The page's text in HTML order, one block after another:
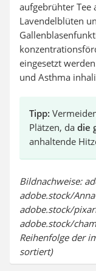
aufgebrühter Tee
Lavendelblüten
eingesetzt
und Asthma
Tipp:
Plätzen, da die
anhaltende
Bildnachweise:
adobe.stock/
adobe.stock/
adobe.stock/
Reihenfolge der
sortiert)